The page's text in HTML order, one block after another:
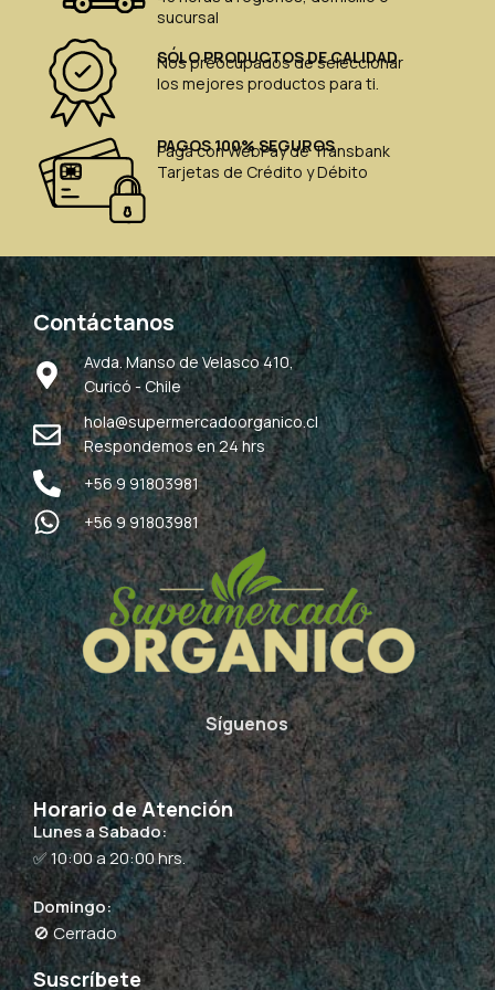
sucursal
SÓLO PRODUCTOS DE CALIDAD
Nos preocupados de seleccionar
los mejores productos para ti.
PAGOS 100% SEGUROS
Paga con WebPay de Transbank
Tarjetas de Crédito y Débito
Contáctanos
Avda. Manso de Velasco 410,
Curicó - Chile
hola@supermercadoorganico.cl
Respondemos en 24 hrs
+56 9 91803981
+56 9 91803981
Síguenos
Horario de Atención
Lunes a Sabado:
✅ 10:00 a 20:00 hrs.
Domingo:
🚫 Cerrado
Suscríbete